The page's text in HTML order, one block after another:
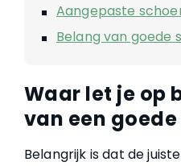
Aangepaste
Belang van goede
Waar let je op
van een
Belangrijk is dat de